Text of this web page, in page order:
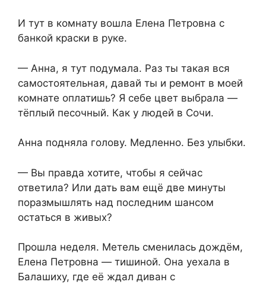
И тут в комнату вошла Елена Петровна с
банкой краски в руке.
— Анна, я тут подумала. Раз ты такая вся
самостоятельная, давай ты и ремонт в моей
комнате оплатишь? Я себе цвет выбрала —
тёплый песочный. Как у людей в Сочи.
Анна подняла голову. Медленно. Без улыбки.
— Вы правда хотите, чтобы я сейчас
ответила? Или дать вам ещё две минуты
поразмышлять над последним шансом
остаться в живых?
Прошла неделя. Метель сменилась дождём,
Елена Петровна — тишиной. Она уехала в
Балашиху, где её ждал диван с